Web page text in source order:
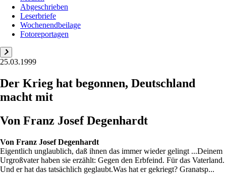
Abgeschrieben
Leserbriefe
Wochenendbeilage
Fotoreportagen
25.03.1999
Der Krieg hat begonnen, Deutschland
macht mit
Von Franz Josef Degenhardt
Von Franz Josef Degenhardt
Eigentlich unglaublich, daß ihnen das immer wieder gelingt ...Deinem
Urgroßvater haben sie erzählt: Gegen den Erbfeind. Für das Vaterland.
Und er hat das tatsächlich geglaubt.Was hat er gekriegt? Granatsp...